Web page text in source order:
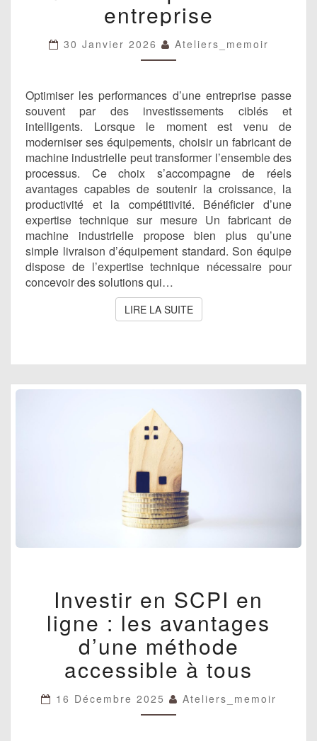
FABRICANT
DE
MACHINE
INDUSTRIELLE
ENTREPRISE
entreprise
30 Janvier 2026 Ateliers_memoir
Optimiser les performances d’une entreprise passe
souvent par des investissements ciblés et
intelligents. Lorsque le moment est venu de
moderniser ses équipements, choisir un fabricant de
machine industrielle peut transformer l’ensemble des
processus. Ce choix s’accompagne de réels
avantages capables de soutenir la croissance, la
productivité et la compétitivité. Bénéficier d’une
expertise technique sur mesure Un fabricant de
machine industrielle propose bien plus qu’une
simple livraison d’équipement standard. Son équipe
dispose de l’expertise technique nécessaire pour
concevoir des solutions qui…
LIRE LA SUITELIRE LA SUITE
EN
SCPI
EN
LIGNE
:
LES
AVANTAGES
D’UNE
MÉTHODE
Investir en SCPI en
ligne : les avantages
d’une méthode
accessible à tous
16 Décembre 2025 Ateliers_memoir